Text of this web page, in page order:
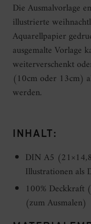
Die Ausmalvorlage
illustrierte
Aquarellpapier
ausgemalte Vorlage
weiterverschenkt
(10cm oder 13cm)
werden.
INHALT:
DIN A5
Illustrationen als
100% Deckkraft
(zum Ausmalen)